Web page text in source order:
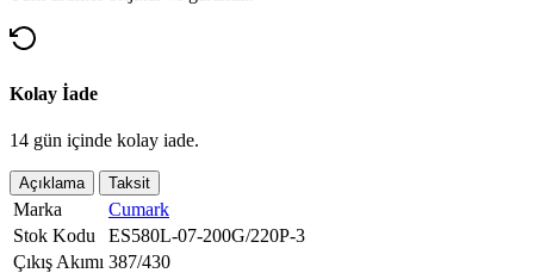
Kolay İade
14 gün içinde kolay iade.
Açıklama Taksit
Marka
Cumark
Stok Kodu
ES580L-07-200G/220P-3
Çıkış Akımı 387/430